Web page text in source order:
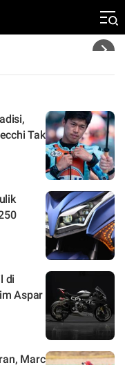
Jelas
Tak
di
Aspar
Marc